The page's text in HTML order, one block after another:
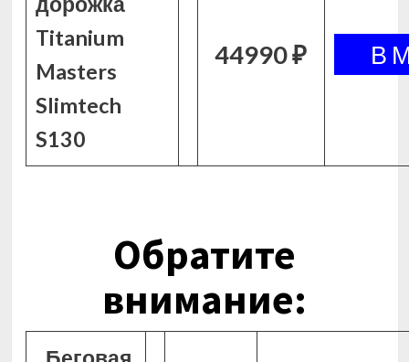
Titanium
Masters
Slimtech
S130
44990 ₽
Обратите
внимание: